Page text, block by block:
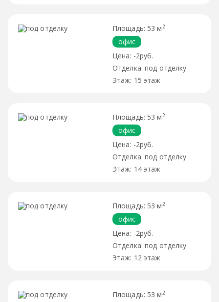
53 м 2
офис
-2руб.
под отделку
15 этаж
53 м 2
офис
-2руб.
под отделку
14 этаж
53 м 2
офис
-2руб.
под отделку
12 этаж
53 м 2